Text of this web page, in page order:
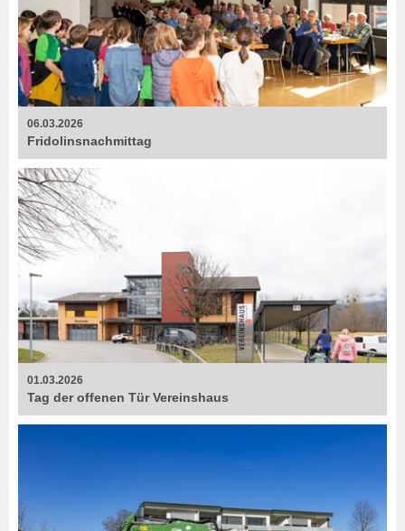
06.03.2026
Fridolins­nachmittag
01.03.2026
Tag der offenen Tür Vereinshaus